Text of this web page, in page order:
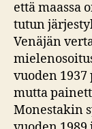
että maassa
tutun
Venäjän
vuoden
mutta
Monestakin